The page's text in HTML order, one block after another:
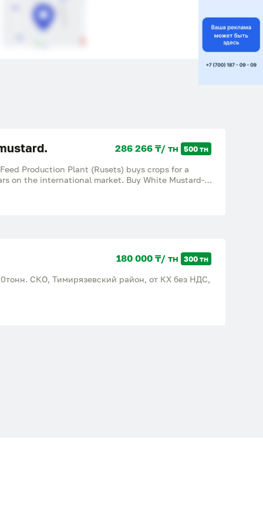
286 266 ₸/ тн 500 тн
Plant (Rusets) buys crops for a
on the international market. Buy White Mustard-
180 000 ₸/ тн 300 тн
СКО, Тимирязевский район, от КХ без НДС,